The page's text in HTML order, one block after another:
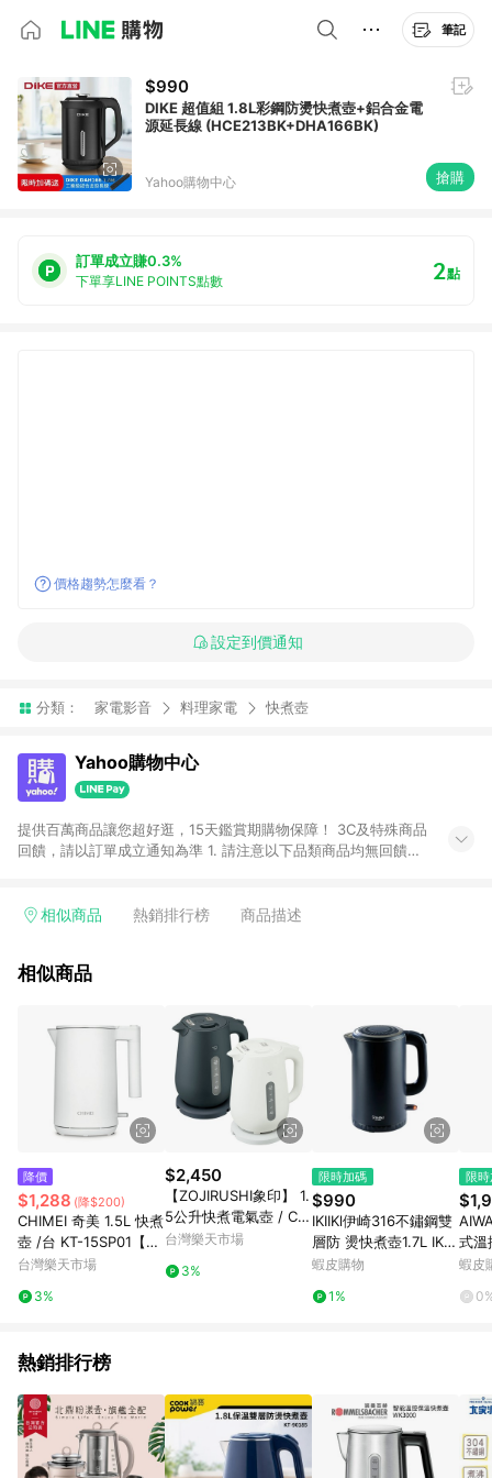
筆記
$990
DIKE 超值組 1.8L彩鋼防燙快煮壺+鋁合金電
源延長線 (HCE213BK+DHA166BK)
Yahoo購物中心 搶購
訂單成立賺0.3%
下單享LINE POINTS點數 2點
價格趨勢怎麼看？
設定到價通知
分類： 家電影音 料理家電 快煮壺
Yahoo購物中心
提供百萬商品讓您超好逛，15天鑑賞期購物保障！ 3C及特殊商品
回饋，請以訂單成立通知為準 1. 請注意以下品類商品均無回饋：
電玩/遊戲/相機/單眼/鏡頭/拍立得 [2024/6/1起適用] -內接硬
的購回饋活動享Yahoo超贈點回饋者 - 購物中心商店之商品：商
3. 訂單回饋金額將扣除運費/購物金/超贈點/福利金/紅利折抵/折
價券等虛擬貨幣折抵 4. 大宗採購或批發轉賣不具回饋資格： 如
有相關事證認定您為大宗採購、批發轉賣而非最終消費使用者，
相關認定以Yahoo購物中心之認定為準
相似商品 熱銷排行榜 商品描述
相似商品
降價
$1,288 (降$200)
CHIMEI 奇美 1.5L 快煮
壺 /台 KT-15SP01【AP
P滿額下單10%點數(單
8/31止
台灣樂天市場
3%
$2,450
【ZOJIRUSHI象印】 1.
5公升快煮電氣壺 / CK-
VAF15 / 石墨黑/白【A
一帳號最高1000點)】
台灣樂天市場
3%
限時加碼
$990
IKIIKl伊崎316不鏽鋼雙
層防 燙快煮壺1.7L IK-T
K4203
蝦皮購物
1%
限
式溫控
F1
蝦皮
熱銷排行榜